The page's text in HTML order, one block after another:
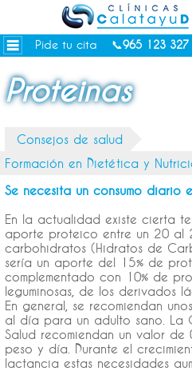
Pide tu cita 📞965 123 327
Dietas personalizadas
Tratamientos Corporales
Depilación Láser Alicante
Consejos de salud
Proteinas
Consejos de salud
Formación en Dietética y
Se necesita un consumo diario
En la actualidad existe cierta
aporte proteico entre un 20 al
carbohidratos (Hidratos de
sería un aporte del 15% de
complementado con 10% de
leguminosas, de los derivados
En general, se recomiendan
al día para un adulto sano. La
Salud recomiendan un valor
peso y día. Durante el
lactancia estas necesidades